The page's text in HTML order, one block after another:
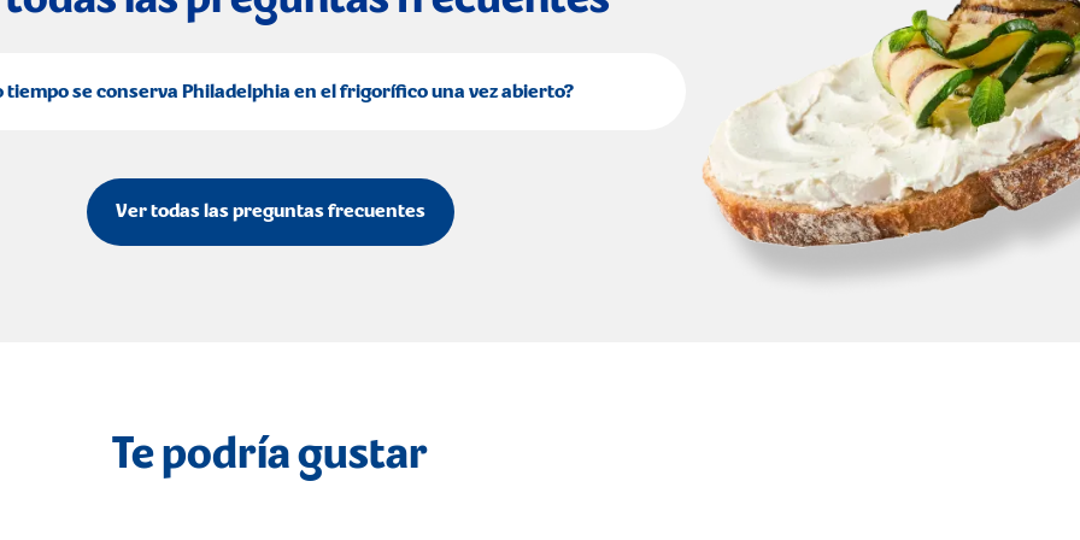
tiempo se conserva Philadelphia en el frigorífico una vez abierto?
Ver todas las preguntas frecuentes
Te podría gustar